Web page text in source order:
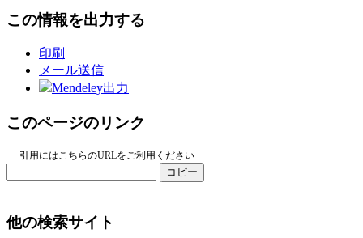
この情報を出力する
印刷
メール送信
Mendeley出力
このページのリンク
引用にはこちらのURLをご利用ください
コピー
他の検索サイト